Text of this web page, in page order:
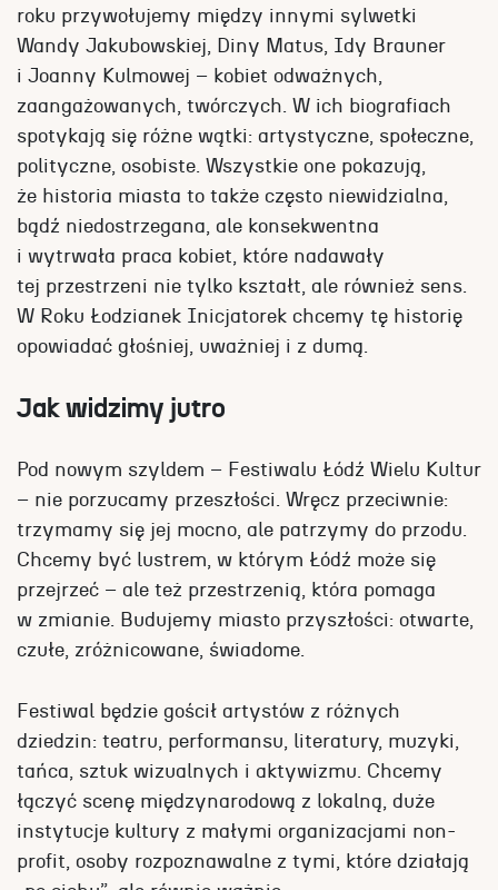
roku przywołujemy między innymi sylwetki
Wandy Jakubowskiej, Diny Matus, Idy Brauner
i Joanny Kulmowej – kobiet odważnych,
zaangażowanych, twórczych. W ich biografiach
spotykają się różne wątki: artystyczne, społeczne,
polityczne, osobiste. Wszystkie one pokazują,
że historia miasta to także często niewidzialna,
bądź niedostrzegana, ale konsekwentna
i wytrwała praca kobiet, które nadawały
tej przestrzeni nie tylko kształt, ale również sens.
W Roku Łodzianek Inicjatorek chcemy tę historię
opowiadać głośniej, uważniej i z dumą.
Jak widzimy jutro
Pod nowym szyldem – Festiwalu Łódź Wielu Kultur
– nie porzucamy przeszłości. Wręcz przeciwnie:
trzymamy się jej mocno, ale patrzymy do przodu.
Chcemy być lustrem, w którym Łódź może się
przejrzeć – ale też przestrzenią, która pomaga
w zmianie. Budujemy miasto przyszłości: otwarte,
czułe, zróżnicowane, świadome.
Festiwal będzie gościł artystów z różnych
dziedzin: teatru, performansu, literatury, muzyki,
tańca, sztuk wizualnych i aktywizmu. Chcemy
łączyć scenę międzynarodową z lokalną, duże
instytucje kultury z małymi organizacjami non-
profit, osoby rozpoznawalne z tymi, które działają